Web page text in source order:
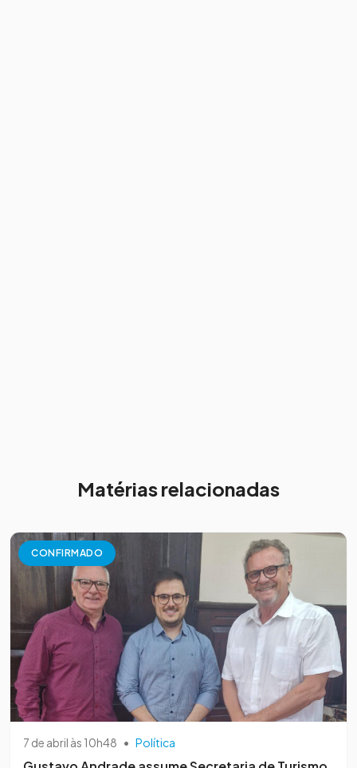
Matérias relacionadas
CONFIRMADO
7 de abril às 10h48 • Política